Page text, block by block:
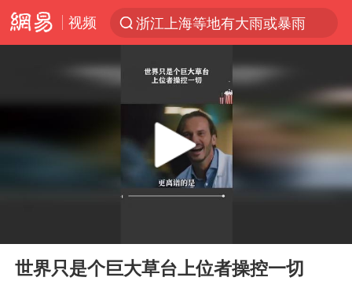
视频
浙江上海等地有大雨或暴雨
“不怕六爷挂得多 就怕六爷挂一颗”
白海豚将正面袭击贯穿浙江
多家A股公司收到美国关税退款
Play
世界只是个巨大草台上位者操控一切